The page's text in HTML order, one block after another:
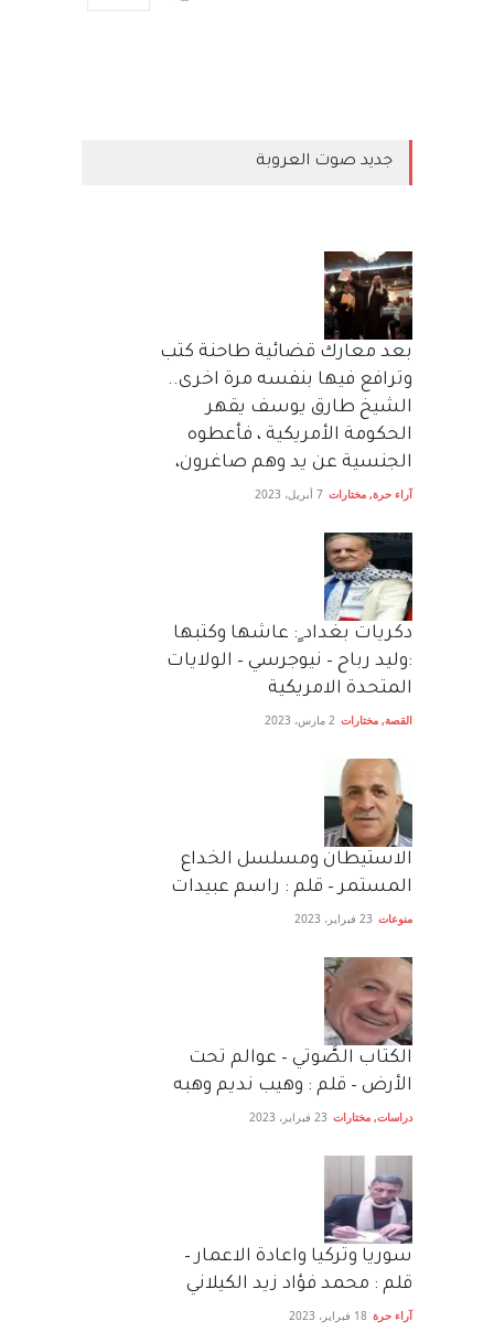
جديد صوت العروبة
بعد معارك قضائية طاحنة كتب
وترافع فيها بنفسه مرة اخرى..
الشيخ طارق يوسف يقهر
الحكومة الأمريكية ، فأعطوه
الجنسية عن يد وهم صاغرون،
آراء حرة, مختارات 7 أبريل، 2023
دكريات بغداد ٍ: عاشها وكتبها
:وليد رباح – نيوجرسي – الولايات
المتحدة الامريكية
القصة, مختارات 2 مارس، 2023
الاستيطان ومسلسل الخداع
المستمر – قلم : راسم عبيدات
منوعات 23 فبراير، 2023
الكتاب الصَّوتي – عوالم تحت
الأرض – قلم : وهيب نديم وهبه
دراسات, مختارات 23 فبراير، 2023
سوريا وتركيا واعادة الاعمار –
قلم : محمد فؤاد زيد الكيلاني
آراء حرة 18 فبراير، 2023